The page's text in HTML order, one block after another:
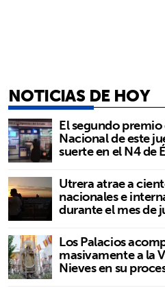
NOTICIAS DE HOY
El segundo
Nacional de este
suerte en el N4 de
Utrera atrae a
nacionales e
durante el mes de
Los Palacios
masivamente a la
Nieves en su